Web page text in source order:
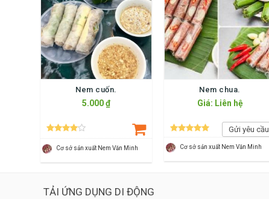
Nem cuốn.
5.000 ₫
Cơ sở sản xuất Nem Văn Minh
Nem chua.
Giá: Liên hệ
Gửi yêu cầu
Cơ sở sản xuất Nem Văn Minh
TẢI ỨNG DỤNG DI ĐỘNG